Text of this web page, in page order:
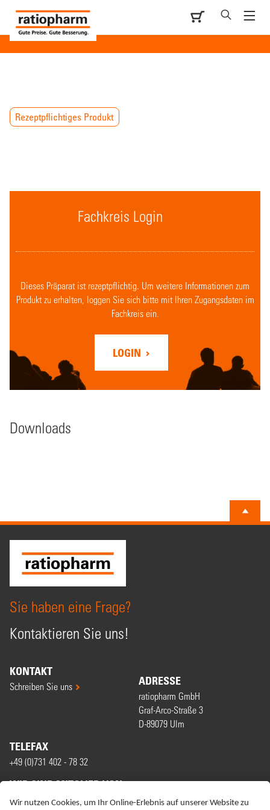
Rezeptpflichtiges Produkt
Fachkreis Login
Dieses Präparat ist rezeptpflichtig. Um weitere Informationen zum
Produkt zu erhalten, loggen Sie sich bitte mit Ihren Zugangsdaten im
Fachkreis ein.
LOGIN
Downloads
Sie haben eine Frage?
Kontaktieren Sie uns!
KONTAKT
Schreiben Sie uns ADRESSE
ratiopharm GmbH
Graf-Arco-Straße 3
D-89079 Ulm
TELEFAX
+49 (0)731 402 - 78 32
WIR SIND MITGLIED VON